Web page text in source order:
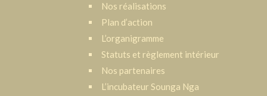
Nos réalisations
Plan d’action
L’organigramme
Statuts et règlement intérieur
Nos partenaires
L’incubateur Sounga Nga